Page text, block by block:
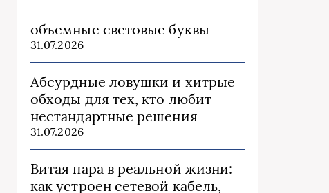
объемные световые буквы
31.07.2026
Абсурдные ловушки и хитрые
обходы для тех, кто любит
нестандартные решения
31.07.2026
Витая пара в реальной жизни:
как устроен сетевой кабель,